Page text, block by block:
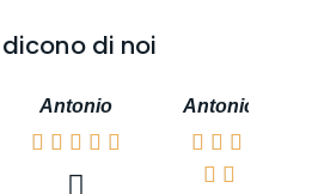
di noi
Antonio
    
Antonio
  
 